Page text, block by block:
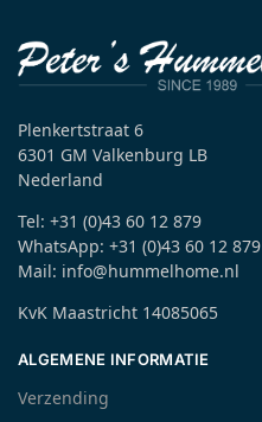
Plenkertstraat 6
6301 GM Valkenburg LB
Nederland
Tel: +31 (0)43 60 12 879
WhatsApp: +31 (0)43 60 12 879
Mail: info@hummelhome.nl
KvK Maastricht 14085065
ALGEMENE INFORMATIE
Verzending